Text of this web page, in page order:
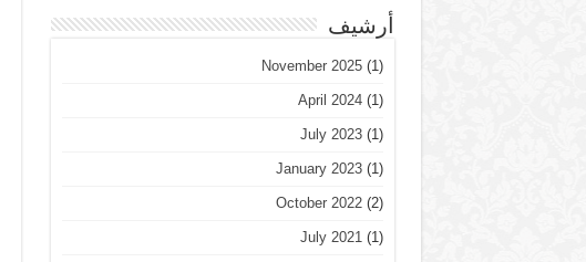
أرشيف
November 2025(1)
April 2024(1)
July 2023(1)
January 2023(1)
October 2022(2)
July 2021(1)